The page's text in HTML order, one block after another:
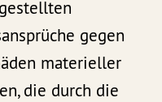
gegen
materieller
die durch die